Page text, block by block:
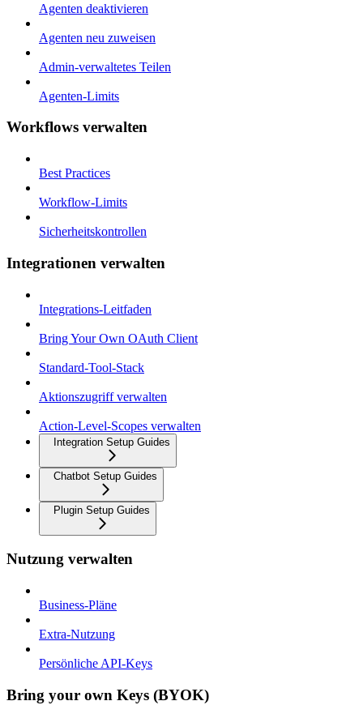
Agenten deaktivieren
Agenten neu zuweisen
Admin-verwaltetes Teilen
Agenten-Limits
Workflows verwalten
Best Practices
Workflow-Limits
Sicherheitskontrollen
Integrationen verwalten
Integrations-Leitfaden
Bring Your Own OAuth Client
Standard-Tool-Stack
Aktionszugriff verwalten
Action-Level-Scopes verwalten
Integration Setup Guides
Chatbot Setup Guides
Plugin Setup Guides
Nutzung verwalten
Business-Pläne
Extra-Nutzung
Persönliche API-Keys
Bring your own Keys (BYOK)